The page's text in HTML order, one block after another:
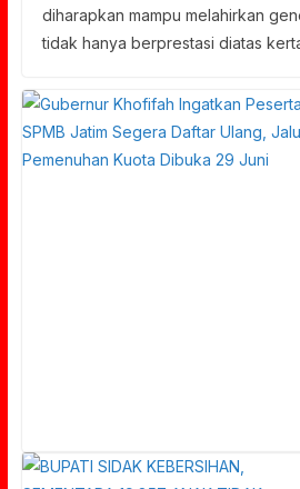
diharapkan mampu melahirkan
tidak hanya berprestasi diatas